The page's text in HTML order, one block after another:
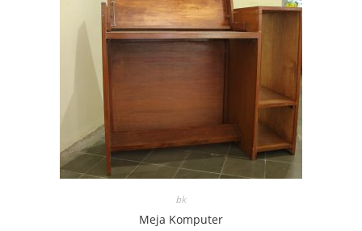
bk
Meja Komputer